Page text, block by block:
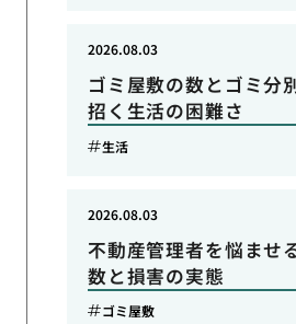
ゴミ屋敷の数とゴミ分
招く生活の困難さ
2026.08.03
生活
不動産管理者を悩ませ
数と損害の実態
2026.08.03
ゴミ屋敷